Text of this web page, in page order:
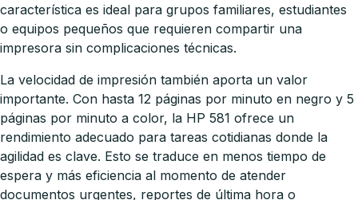
característica es ideal para grupos familiares, estudiantes
o equipos pequeños que requieren compartir una
impresora sin complicaciones técnicas.
La velocidad de impresión también aporta un valor
importante. Con hasta 12 páginas por minuto en negro y 5
páginas por minuto a color, la HP 581 ofrece un
rendimiento adecuado para tareas cotidianas donde la
agilidad es clave. Esto se traduce en menos tiempo de
espera y más eficiencia al momento de atender
documentos urgentes, reportes de última hora o